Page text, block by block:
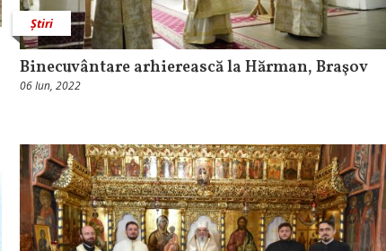
Știri
Binecuvântare arhierească la Hărman, Braşov
06 Iun, 2022